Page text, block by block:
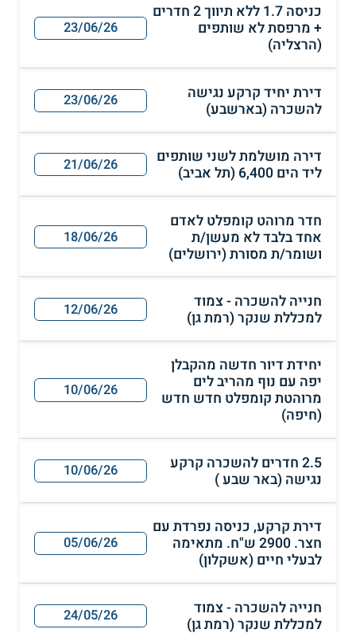
כניסה 1.7 ללא תיווך 2 חדרים
+ מרפסת לא שותפים
(הרצליה)
23/06/26
דירת יחיד קרקע נגישה
להשכרה (בארשבע)
23/06/26
דירה מושלמת לשני שותפים
ליד הים 6,400 (תל אביב)
21/06/26
חדר מרוהט קומפלט לאדם
אחד בלבד לא מעשן/ת
ושומר/ת מסורת (ירושלים)
18/06/26
חנייה להשכרה - צמוד
למכללת שנקר (רמת גן)
12/06/26
יחידת דיור חדשה מהקבלן
יפה עם נוף מהריב לים
מרוהטת קומפלט חדש חדש
(חיפה)
10/06/26
2.5 חדרים להשכרה קרקע
נגישה (באר שבע )
10/06/26
דירת קרקע, כניסה נפרדת עם
חצר. 2900 ש"ח. מתאימה
לבעלי חיים (אשקלון)
05/06/26
חנייה להשכרה - צמוד
למכללת שנקר (רמת גן)
24/05/26